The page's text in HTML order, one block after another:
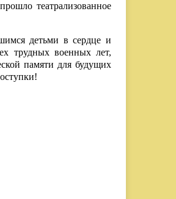
театрализованное
детьми в сердце и
трудных военных лет,
памяти для будущих